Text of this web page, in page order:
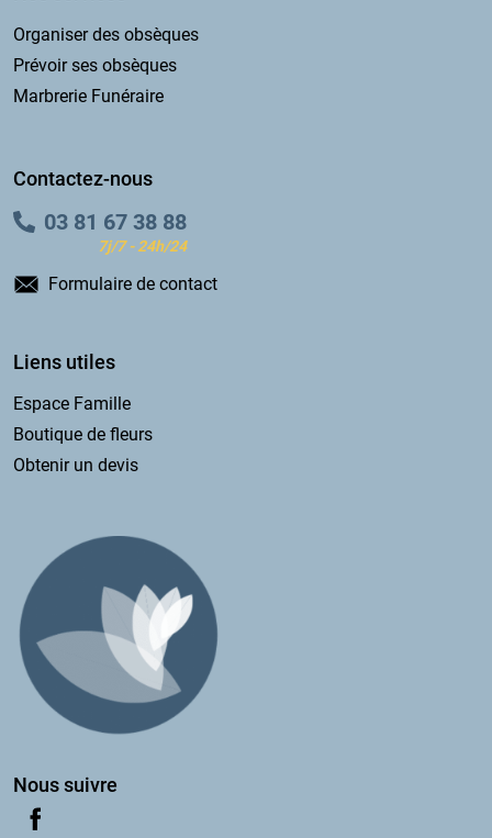
Organiser des obsèques
Prévoir ses obsèques
Marbrerie Funéraire
Contactez-nous
03 81 67 38 88
7j/7 - 24h/24
Formulaire de contact
Liens utiles
Espace Famille
Boutique de fleurs
Obtenir un devis
Nous suivre